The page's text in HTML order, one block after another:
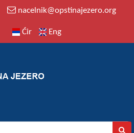
nacelnik@opstinajezero.org
Ćir Eng